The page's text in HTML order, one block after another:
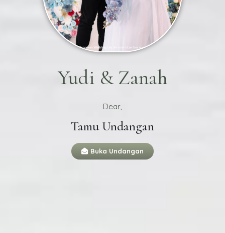
Yudi & Zanah
Dear,
Tamu Undangan
Buka Undangan